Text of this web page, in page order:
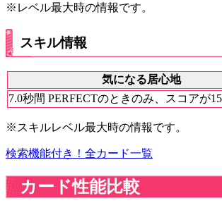
※レベル最大時の情報です。
スキル情報
気になる居心地
7.0秒間 PERFECTのときのみ、スコアが
※スキルレベル最大時の情報です。
検索機能付き！全カード一覧
カード性能比較